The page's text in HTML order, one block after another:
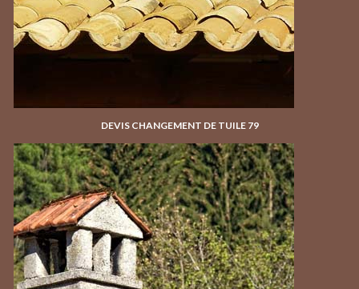
DEVIS CHANGEMENT DE TUILE 79